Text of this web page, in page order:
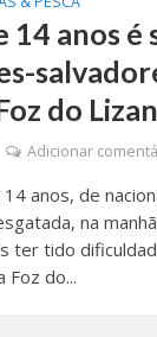
14 anos é
do
Adicionar
anos, de
na
ter tido
Foz do...